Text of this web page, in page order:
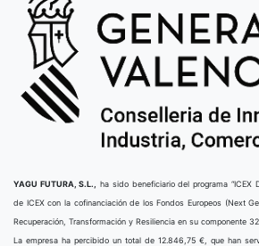
YAGU FUTURA, S.L.,
ha sido beneficiario del programa “ICEX
de ICEX con la cofinanciación de los Fondos Europeos (Next
Recuperación, Transformación y Resiliencia en su componente 32.
La empresa ha percibido un total de 12.846,75 €, que han